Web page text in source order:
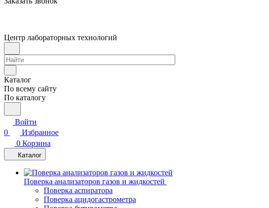
Центр лабораторных технологий
Каталог
По всему сайту
По каталогу
Войти
0
Избранное
0 Корзина
Каталог
Поверка анализаторов газов и жидкостей
Поверка аспиратора
Поверка ацидогастрометра